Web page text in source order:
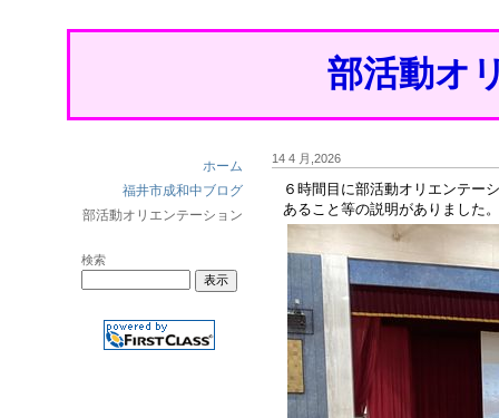
部活動オ
ホーム
福井市成和中ブログ
部活動オリエンテーション
検索
14 4 月,2026
６時間目に部活動オリエンテー
あること等の説明がありました。